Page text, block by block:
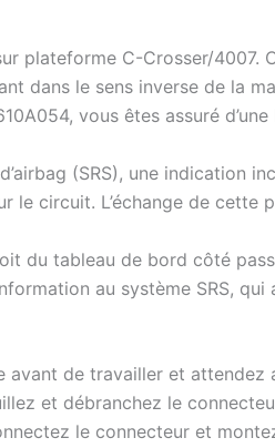
plateforme C-Crosser/
dans le sens inverse de la
vous êtes assuré
(SRS), une
le circuit. L’échange de
du tableau de bord côté
au système SRS,
de travailler et
et débranchez le
le connecteur et